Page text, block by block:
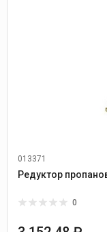
013371
0